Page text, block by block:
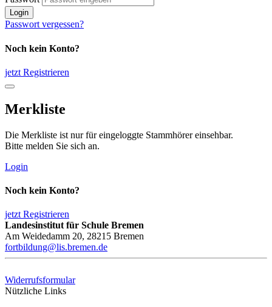
Login
Passwort vergessen?
Noch kein Konto?
jetzt Registrieren
Merkliste
Die Merkliste ist nur für eingeloggte Stammhörer einsehbar.
Bitte melden Sie sich an.
Login
Noch kein Konto?
jetzt Registrieren
Landesinstitut für Schule Bremen
Am Weidedamm 20, 28215 Bremen
fortbildung@lis.bremen.de
Widerrufsformular
Nützliche Links